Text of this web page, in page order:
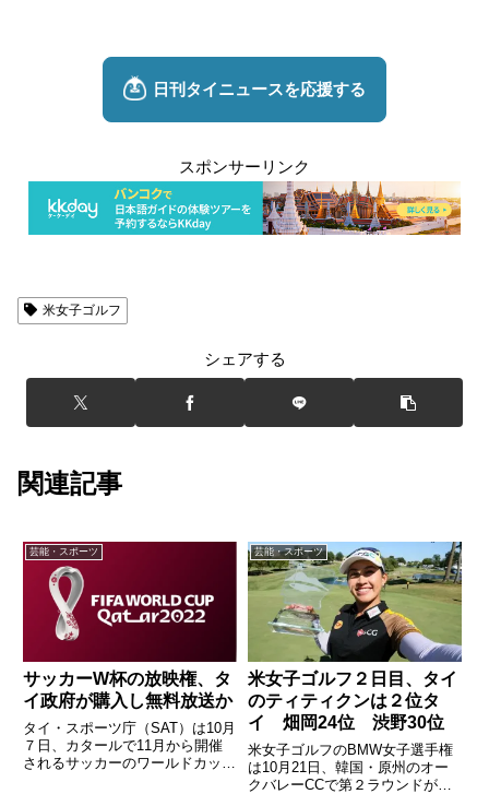
スポンサーリンク
米女子ゴルフ
シェアする
関連記事
芸能・スポーツ
サッカーW杯の放映権、タ
イ政府が購入し無料放送か
タイ・スポーツ庁（SAT）は10月
７日、カタールで11月から開催
されるサッカーのワールドカップ
芸能・スポーツ
米女子ゴルフ２日目、タイ
のティティクンは２位タ
イ 畑岡24位 渋野30位
米女子ゴルフのBMW女子選手権
は10月21日、韓国・原州のオー
クバレーCCで第２ラウンドが行